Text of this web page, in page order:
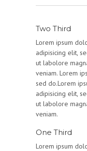
Two Third
Lorem ipsum
adipisicing elit,
ut labolore
veniam. Lorem
sed do.Lorem
adipisicing elit,
ut labolore
veniam.
One Third
Lorem ipsum